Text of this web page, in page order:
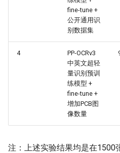
fine-tune +
公开通用识
别数据集
4
PP-OCRv3
中英文超轻
量识别预训
练模型 +
fine-tune +
增加PCB图
像数量
注：上述实验结果均是在1500